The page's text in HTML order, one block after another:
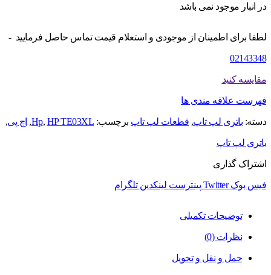
در انبار موجود نمی باشد
لطفا برای اطمینان از موجودی و استعلام قیمت تماس حاصل فرمایید -
02143348
مقایسه کنید
فهرست علاقه مندی ها
دسته: باتری لپ تاپ, قطعات لپ تاپ برچسب: Hp, HP TE03XL
, اچ پی,
باتری لپ تاپ
اشتراک گذاری
فیس بوک Twitter پینترست لینکدین تلگرام
توضیحات تکمیلی
نظرات (0)
حمل و نقل و تحویل